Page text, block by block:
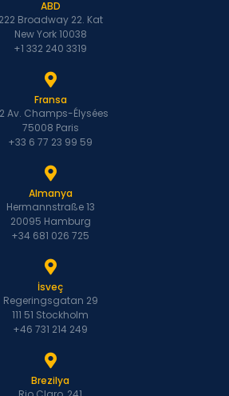
ABD
222 Broadway 22. Kat
New York 10038
+1 332 240 3319
Fransa
Av. Champs-Élysées
75008 Paris
+33 6 77 23 99 59
Almanya
Hermannstraße 13
20095 Hamburg
+34 681 026 725
İsveç
Regeringsgatan 29
111 51 Stockholm
+46 731 214 249
Brezilya